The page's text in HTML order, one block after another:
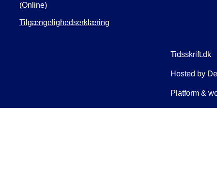
(Online)
Tilgængelighedserklæring